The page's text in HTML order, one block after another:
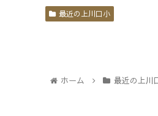
最近の上川口小
ホーム 最近の上川